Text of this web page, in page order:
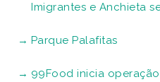
Imigrantes e Anchieta
Parque Palafitas
99Food inicia